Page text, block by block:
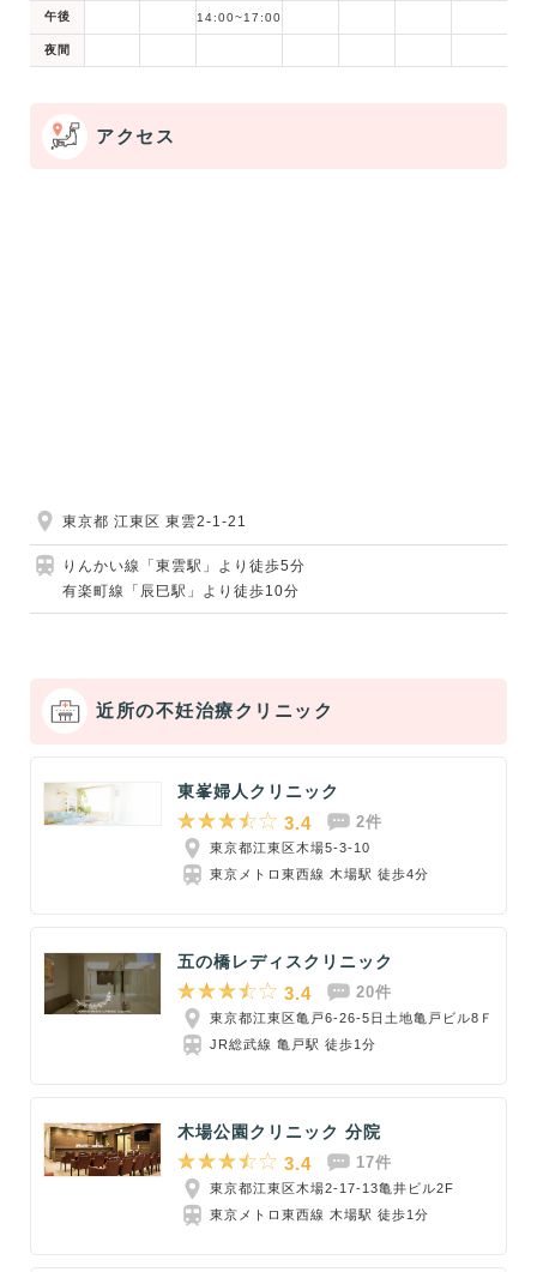
午後 14:00~17:00
夜間
アクセス
東京都 江東区 東雲2-1-21
りんかい線「東雲駅」より徒歩5分
有楽町線「辰巳駅」より徒歩10分
近所の不妊治療クリニック
東峯婦人クリニック
3.4 2件
東京都江東区木場5-3-10
東京メトロ東西線 木場駅 徒歩4分
五の橋レディスクリニック
3.4 20件
東京都江東区亀戸6-26-5日土地亀戸ビル8Ｆ
JR総武線 亀戸駅 徒歩1分
木場公園クリニック 分院
3.4 17件
東京都江東区木場2-17-13亀井ビル2F
東京メトロ東西線 木場駅 徒歩1分